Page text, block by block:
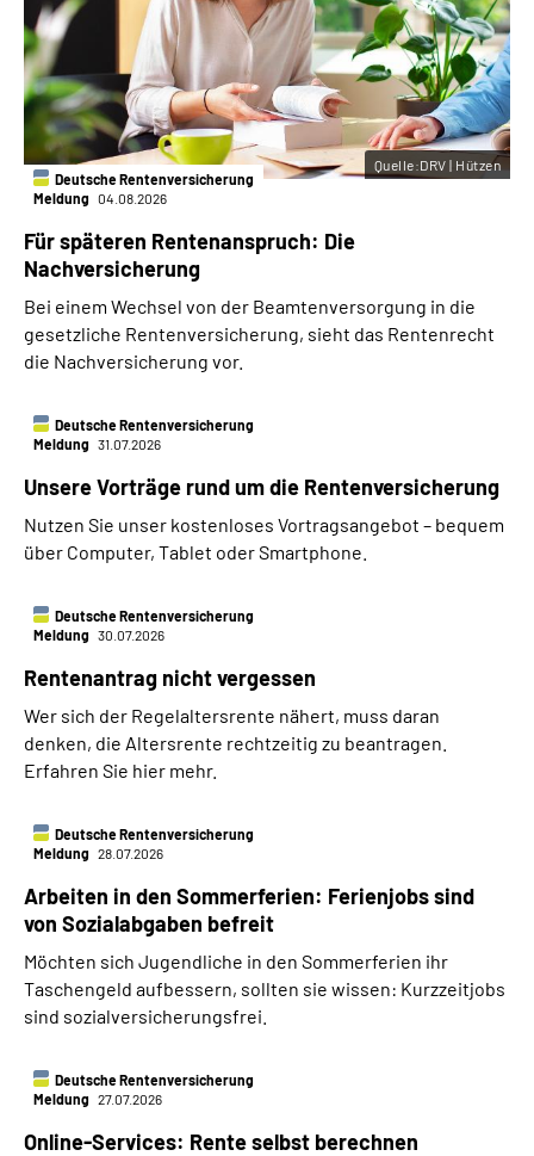
Deutsche Rentenversicherung
Meldung 04.08.2026
Für späteren Rentenanspruch: Die
Nachversicherung
Bei einem Wechsel von der Beamtenversorgung in die
gesetzliche Rentenversicherung, sieht das Rentenrecht
die Nachversicherung vor.
Quelle:DRV | Hützen
Deutsche Rentenversicherung
Meldung 31.07.2026
Unsere Vorträge rund um die Rentenversicherung
Nutzen Sie unser kostenloses Vortragsangebot – bequem
über Computer, Tablet oder Smartphone.
Deutsche Rentenversicherung
Meldung 30.07.2026
Rentenantrag nicht vergessen
Wer sich der Regelaltersrente nähert, muss daran
denken, die Altersrente rechtzeitig zu beantragen.
Erfahren Sie hier mehr.
Deutsche Rentenversicherung
Meldung 28.07.2026
Arbeiten in den Sommerferien: Ferienjobs sind
von Sozialabgaben befreit
Möchten sich Jugendliche in den Sommerferien ihr
Taschengeld aufbessern, sollten sie wissen: Kurzzeitjobs
sind sozialversicherungsfrei.
Deutsche Rentenversicherung
Meldung 27.07.2026
Online-Services: Rente selbst berechnen